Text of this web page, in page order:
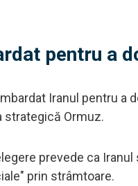
pentru a
Iranul pentru a
strategică Ormuz.
prevede ca
prin strâmtoare.